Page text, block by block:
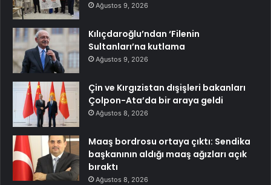
Ağustos 9, 2026
Kılıçdaroğlu’ndan ‘Filenin
Sultanları’na kutlama
Ağustos 9, 2026
Çin ve Kırgızistan dışişleri bakanları
Çolpon-Ata’da bir araya geldi
Ağustos 8, 2026
Maaş bordrosu ortaya çıktı: Sendika
başkanının aldığı maaş ağızları açık
bıraktı
Ağustos 8, 2026